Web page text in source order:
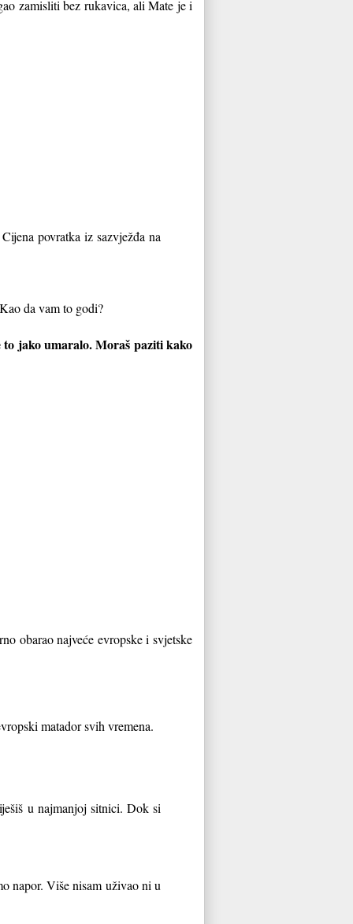
zamisliti bez rukavica, ali Mate je i
povratka iz sazvježđa na
da vam to godi?
to jako umaralo. Moraš paziti kako
obarao najveće evropske i svjetske
matador svih vremena.
u najmanjoj sitnici. Dok si
napor. Više nisam uživao ni u